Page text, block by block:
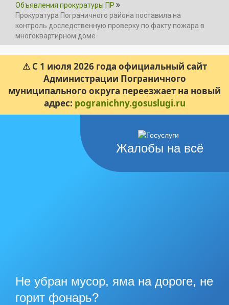
Объявления прокуратуры ПР
Прокуратура Пограничного района поставила на
контроль доследственную проверку по факту пожара в
многоквартирном доме
⚠ С 1 июля 2026 года официальный сайт
Администрации Пограничного
муниципального округа переезжает на новый
адрес: pogranichny.gosuslugi.ru
Жалобы на всё
Не убран мусор, яма на дороге, не
горит фонарь?